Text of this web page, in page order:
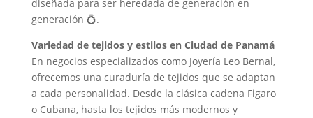
diseñada para ser heredada de generación en
generación 💍.
Variedad de tejidos y estilos en Ciudad de Panamá
En negocios especializados como Joyería Leo Bernal,
ofrecemos una curaduría de tejidos que se adaptan
a cada personalidad. Desde la clásica cadena Figaro
o Cubana, hasta los tejidos más modernos y